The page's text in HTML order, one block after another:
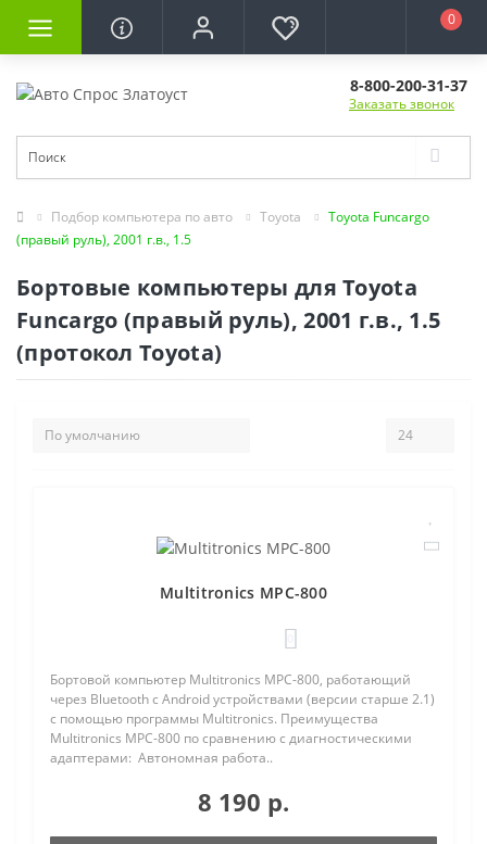
0
8-800-200-31-37
Заказать звонок
Подбор компьютера по авто Toyota
Toyota Funcargo
(правый руль), 2001 г.в., 1.5
Бортовые компьютеры для Toyota
Funcargo (правый руль), 2001 г.в., 1.5
(протокол Toyota)
Multitronics MPC-800
Бортовой компьютер Multitronics MPC-800, работающий
через Bluetooth с Android устройствами (версии старше 2.1)
с помощью программы Multitronics. Преимущества
Multitronics MPC-800 по сравнению с диагностическими
адаптерами: Автономная работа..
8 190 р.